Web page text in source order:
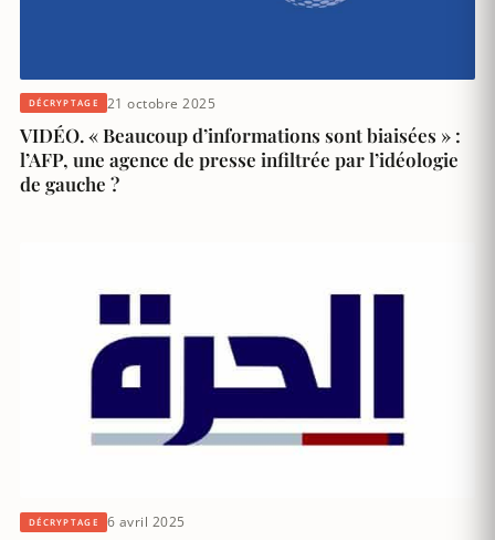
DÉCRYPTAGE 21 octobre 2025
VIDÉO. « Beaucoup d’informations sont biaisées » :
l’AFP, une agence de presse infiltrée par l’idéologie
de gauche ?
DÉCRYPTAGE 6 avril 2025